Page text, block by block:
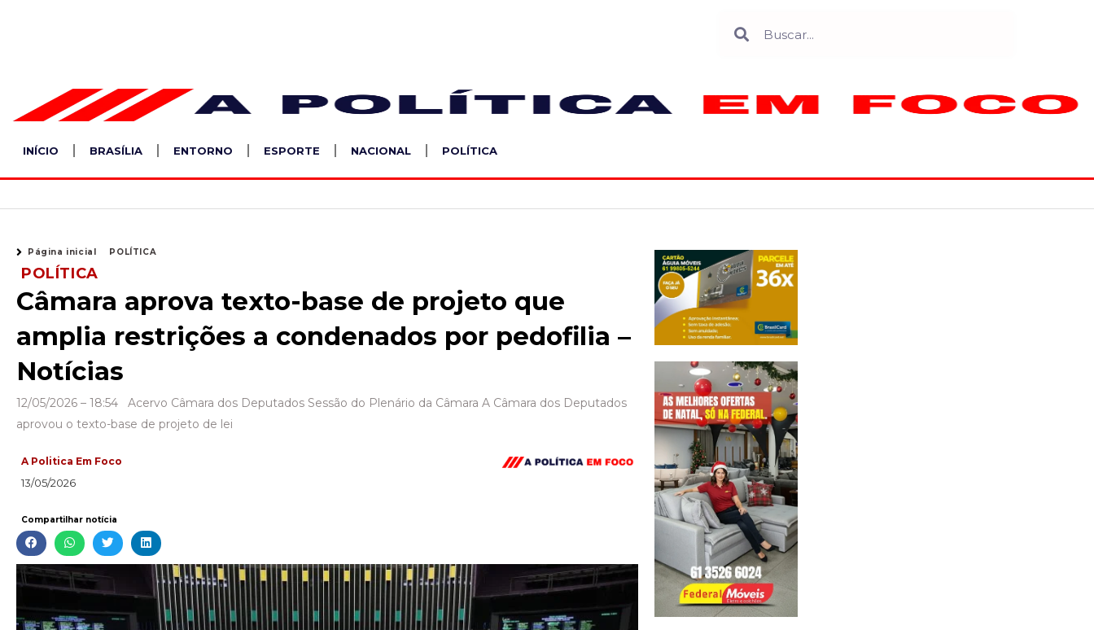
INÍCIO BRASÍLIA ENTORNO ESPORTE NACIONAL POLÍTICA
Página inicial POLÍTICA
POLÍTICA
Câmara aprova texto-base de projeto que
amplia restrições a condenados por pedofilia –
Notícias
12/05/2026 – 18:54 Acervo Câmara dos Deputados Sessão do Plenário da Câmara A Câmara dos Deputados
aprovou o texto-base de projeto de lei
A Politica Em Foco
13/05/2026
Compartilhar notícia